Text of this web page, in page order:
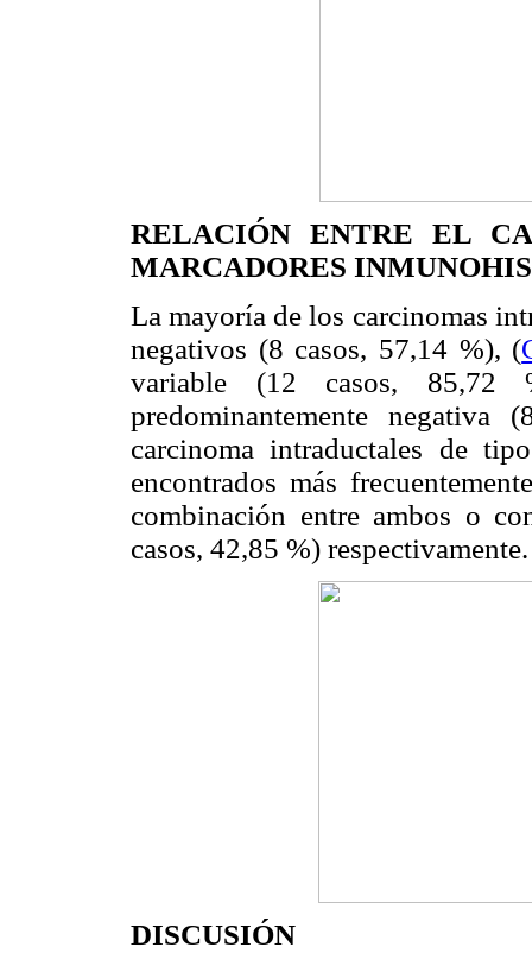
RELACIÓN ENTRE EL
MARCADORES
La mayoría de los carcinomas
negativos (8 casos, 57,14 %), (
variable (12 casos, 85,72
predominantemente
carcinoma intraductales de
encontrados más
combinación entre ambos o
casos, 42,85 %) respectivamente.
DISCUSIÓN